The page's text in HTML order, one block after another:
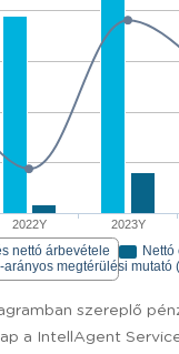
2022Y 2023Y
nettó árbevétele
Nettó
arányos megtérülési mutató
szereplő
a IntellAgent